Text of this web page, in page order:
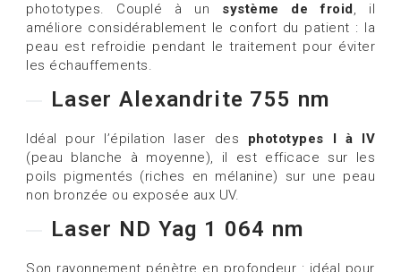
phototypes. Couplé à un système de froid, il
améliore considérablement le confort du patient : la
peau est refroidie pendant le traitement pour éviter
les échauffements.
Laser Alexandrite 755 nm
Idéal pour l’épilation laser des phototypes I à IV
(peau blanche à moyenne), il est efficace sur les
poils pigmentés (riches en mélanine) sur une peau
non bronzée ou exposée aux UV.
Laser ND Yag 1 064 nm
Son rayonnement pénètre en profondeur : idéal pour